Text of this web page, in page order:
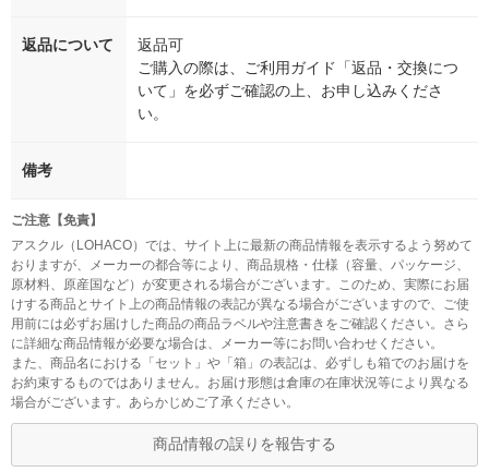
返品について
返品可
ご購入の際は、ご利用ガイド「返品・交換につ
いて」を必ずご確認の上、お申し込みくださ
い。
備考
ご注意【免責】
アスクル（LOHACO）では、サイト上に最新の商品情報を表示するよう努めて
おりますが、メーカーの都合等により、商品規格・仕様（容量、パッケージ、
原材料、原産国など）が変更される場合がございます。このため、実際にお届
けする商品とサイト上の商品情報の表記が異なる場合がございますので、ご使
用前には必ずお届けした商品の商品ラベルや注意書きをご確認ください。さら
に詳細な商品情報が必要な場合は、メーカー等にお問い合わせください。
また、商品名における「セット」や「箱」の表記は、必ずしも箱でのお届けを
お約束するものではありません。お届け形態は倉庫の在庫状況等により異なる
場合がございます。あらかじめご了承ください。
商品情報の誤りを報告する